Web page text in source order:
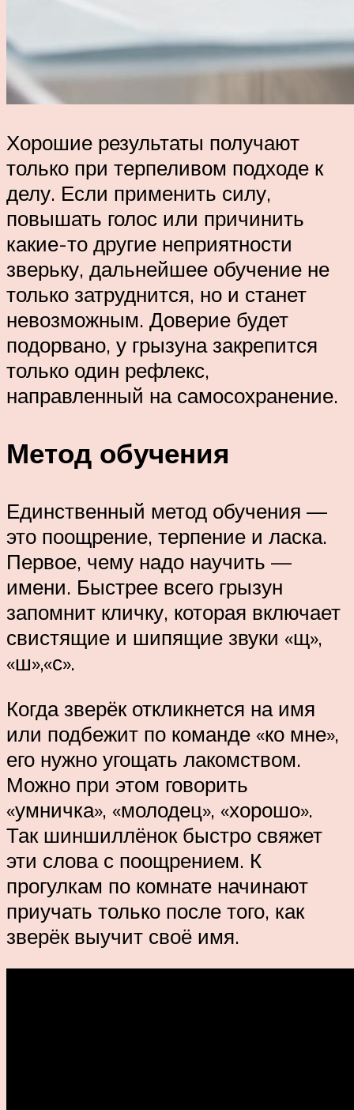
Хорошие результаты получают
только при терпеливом подходе к
делу. Если применить силу,
повышать голос или причинить
какие-то другие неприятности
зверьку, дальнейшее обучение не
только затруднится, но и станет
невозможным. Доверие будет
подорвано, у грызуна закрепится
только один рефлекс,
направленный на самосохранение.
Метод обучения
Единственный метод обучения —
это поощрение, терпение и ласка.
Первое, чему надо научить —
имени. Быстрее всего грызун
запомнит кличку, которая включает
свистящие и шипящие звуки «щ»,
«ш»,«с».
Когда зверёк откликнется на имя
или подбежит по команде «ко мне»,
его нужно угощать лакомством.
Можно при этом говорить
«умничка», «молодец», «хорошо».
Так шиншиллёнок быстро свяжет
эти слова с поощрением. К
прогулкам по комнате начинают
приучать только после того, как
зверёк выучит своё имя.